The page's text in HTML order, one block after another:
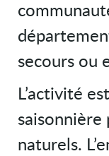
secours ou
L’activité
saisonnière
naturels.